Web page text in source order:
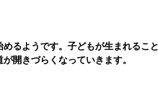
るようです。子どもが生まれること
開きづらくなっていきます。